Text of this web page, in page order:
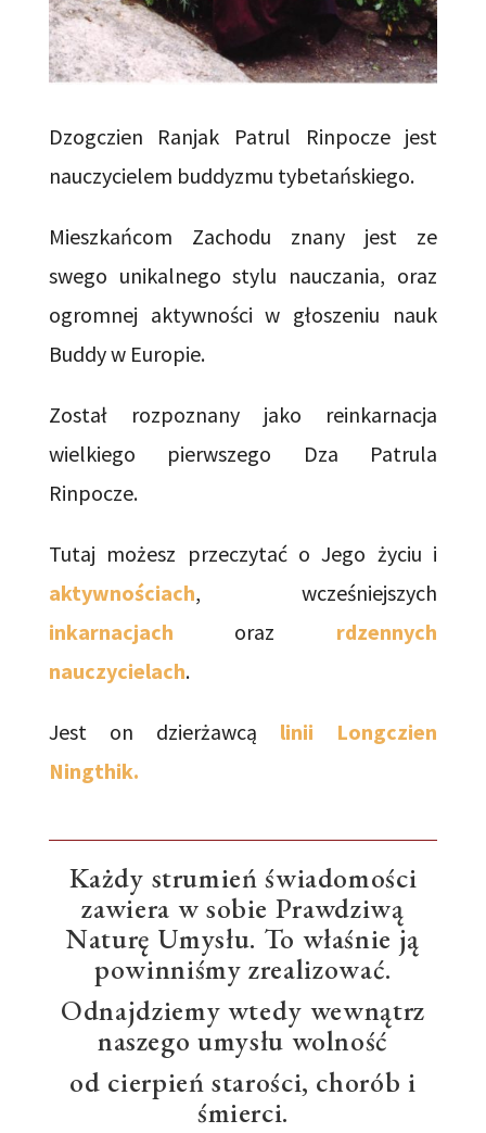
Dzogczien Ranjak Patrul Rinpocze jest
nauczycielem buddyzmu tybetańskiego.
Mieszkańcom Zachodu znany jest ze
swego unikalnego stylu nauczania, oraz
ogromnej aktywności w głoszeniu nauk
Buddy w Europie.
Został rozpoznany jako reinkarnacja
wielkiego pierwszego Dza Patrula
Rinpocze.
Tutaj możesz przeczytać o Jego życiu i
aktywnościach, wcześniejszych
inkarnacjach oraz rdzennych
nauczycielach.
Jest on dzierżawcą linii Longczien
Ningthik.
Każdy strumień świadomości
zawiera w sobie Prawdziwą
Naturę Umysłu. To właśnie ją
powinniśmy zrealizować.
Odnajdziemy wtedy wewnątrz
naszego umysłu wolność
od cierpień starości, chorób i
śmierci.